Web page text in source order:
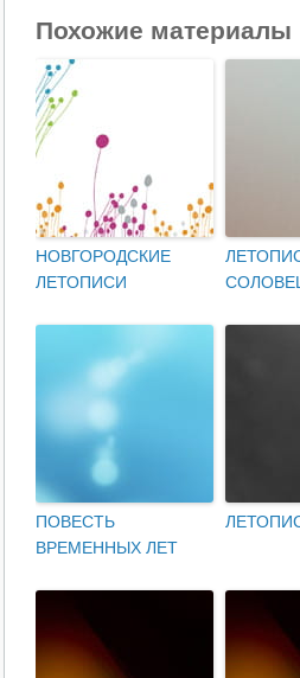
Похожие материалы
НОВГОРОДСКИЕ
ЛЕТОПИСИ
ПОВЕСТЬ
ВРЕМЕННЫХ ЛЕТ